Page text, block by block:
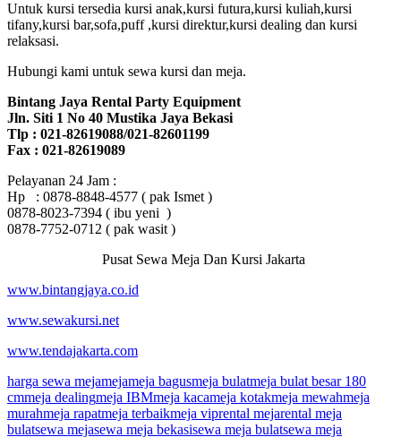
Untuk kursi tersedia kursi anak,kursi futura,kursi kuliah,kursi
tifany,kursi bar,sofa,puff ,kursi direktur,kursi dealing dan kursi
relaksasi.
Hubungi kami untuk sewa kursi dan meja.
Bintang Jaya Rental Party Equipment
Jln. Siti 1 No 40 Mustika Jaya Bekasi
Tlp : 021-82619088/021-82601199
Fax : 021-82619089
Pelayanan 24 Jam :
Hp : 0878-8848-4577 ( pak Ismet )
0878-8023-7394 ( ibu yeni )
0878-7752-0712 ( pak wasit )
Pusat Sewa Meja Dan Kursi Jakarta
www.bintangjaya.co.id
www.sewakursi.net
www.tendajakarta.com
harga sewa mejamejameja bagusmeja bulatmeja bulat besar 180
cmmeja dealingmeja IBMmeja kacameja kotakmeja mewahmeja
murahmeja rapatmeja terbaikmeja viprental mejarental meja
bulatsewa mejasewa meja bekasisewa meja bulatsewa meja